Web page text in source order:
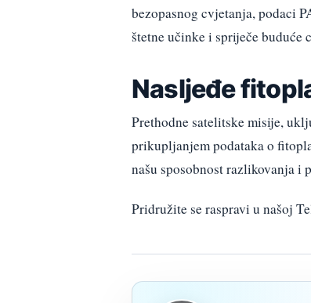
bezopasnog cvjetanja, podaci
štetne učinke i spriječe buduće
Nasljeđe
Prethodne satelitske misije,
prikupljanjem podataka o
našu sposobnost razlikovanja
Pridružite se raspravi u našoj